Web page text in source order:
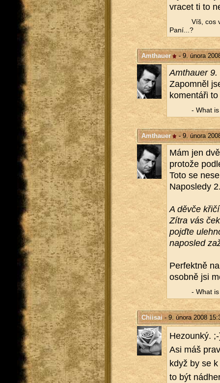
vra­cet ti to
Víš, cos
Paní...?
Amthauer - 9. února
Am­thauer 9.
Za­po­mněl
ko­men­tá­ři
- What
Amthauer - 9. února
Mám jen
pro­to­že
Toto se
Na­po­sle­dy
A děvče
Zítra vás
pojď­te
na­po­sled
Per­fekt­ně
osob­ně jsi
- What
Chiisai - 9. února 2008
He­zoun­ký.
Asi máš
když by se
to být